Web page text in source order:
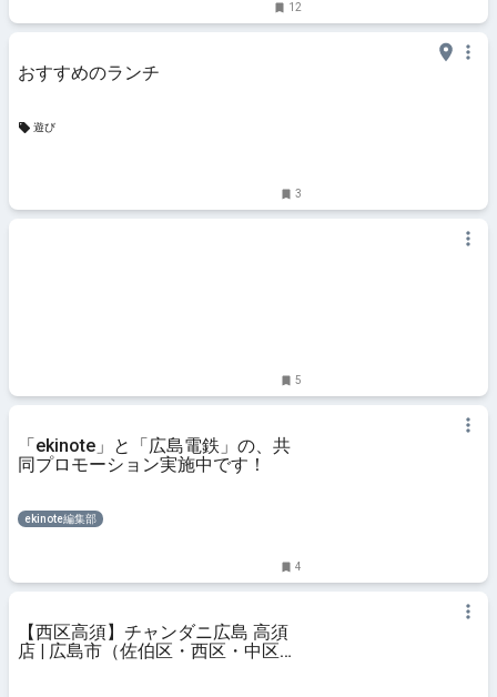
12
おすすめのランチ
遊び
3
5
「ekinote」と「広島電鉄」の、共
同プロモーション実施中です！
ekinote編集部
4
【西区高須】チャンダニ広島 高須
店 | 広島市（佐伯区・西区・中区・